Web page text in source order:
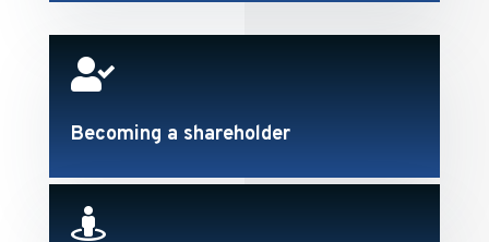

Becoming a shareholder
